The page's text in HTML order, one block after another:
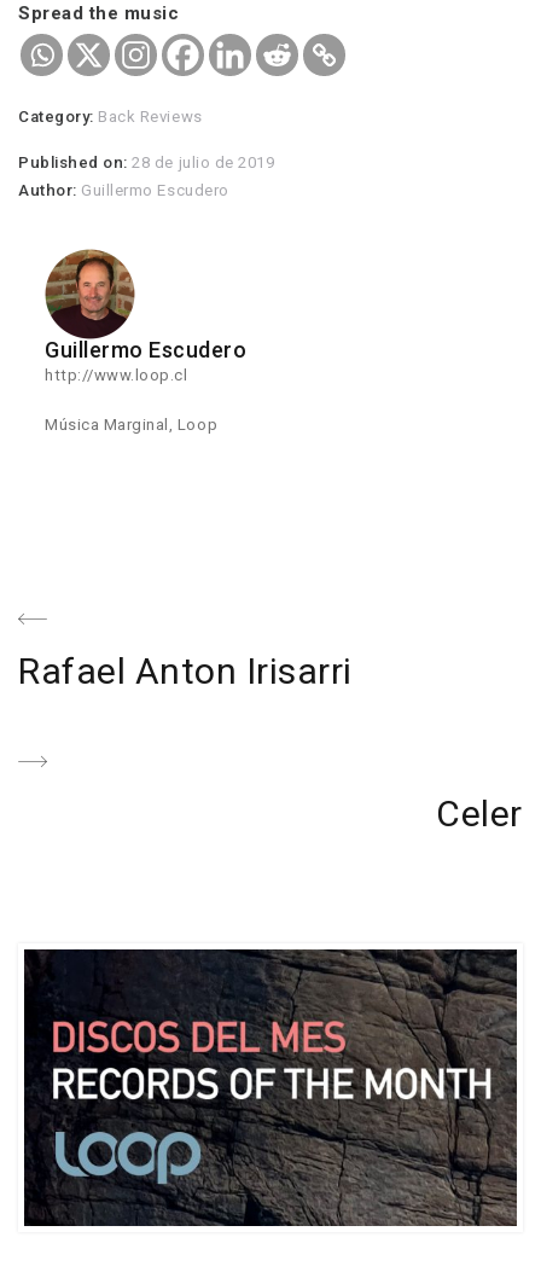
Spread the music
Category: Back Reviews
Published on:28 de julio de 2019
Author: Guillermo Escudero
Guillermo Escudero
http://www.loop.cl
Música Marginal, Loop
Navegación
de
entradas
Previous
Rafael Anton Irisarri
Next
Celer